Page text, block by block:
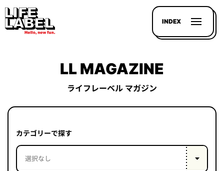
INDEX
LL MAGAZINE
ライフレーベル マガジン
カテゴリーで探す